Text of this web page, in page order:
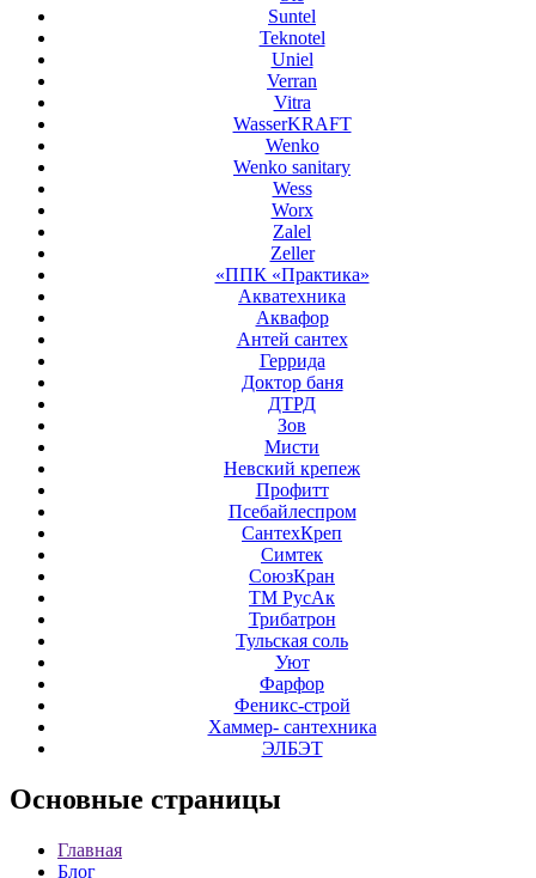
Suntel
Teknotel
Uniel
Verran
Vitra
WasserKRAFT
Wenko
Wenko sanitary
Wess
Worx
Zalel
Zeller
«ППК «Практика»
Акватехника
Аквафор
Антей сантех
Геррида
Доктор баня
ДТРД
Зов
Мисти
Невский крепеж
Профитт
Псебайлеспром
СантехКреп
Симтек
СоюзКран
ТМ РусАк
Трибатрон
Тульская соль
Уют
Фарфор
Феникс-строй
Хаммер- сантехника
ЭЛБЭТ
Основные страницы
Главная
Блог